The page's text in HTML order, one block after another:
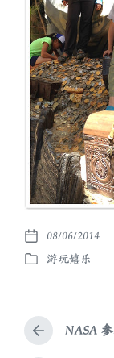
发
布
08/06/2014
发
游玩嬉乐
上
篇
NASA